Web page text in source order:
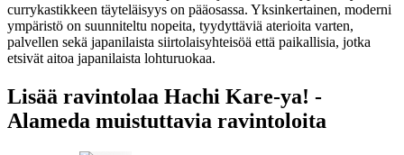
currykastikkeen täyteläisyys on pääosassa. Yksinkertainen, moderni
ympäristö on suunniteltu nopeita, tyydyttäviä aterioita varten,
palvellen sekä japanilaista siirtolaisyhteisöä että paikallisia, jotka
etsivät aitoa japanilaista lohturuokaa.
Lisää ravintolaa Hachi Kare-ya! -
Alameda muistuttavia ravintoloita